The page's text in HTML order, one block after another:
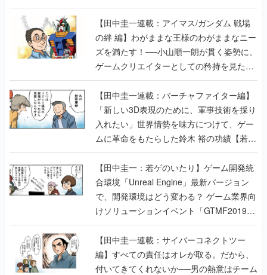
【田中圭一連載：アイマス/ガンダム 戦場
の絆 編】わがままな王様のわがままなニー
ズを満たす！──小山順一朗が貫く姿勢に、
ゲームクリエイターとしての矜持を見た
【若ゲのいたり最終回】
【田中圭一連載：バーチャファイター編】
「新しい3D表現のために、軍事技術を採り
入れたい」世界情勢を味方につけて、ゲー
ムに革命をもたらした鈴木 裕の功績【若ゲ
のいたり】
【田中圭一：若ゲのいたり】ゲーム開発統
合環境「Unreal Engine」最新バージョン
で、開発環境はどう変わる？ ゲーム業界向
けソリューションイベント「GTMF2019」
に行って、より理解を深めよう【PR】
【田中圭一連載：サイバーコネクトツー
編】すべての責任はオレが取る。だから、
付いてきてくれないか──男の熱意はチーム